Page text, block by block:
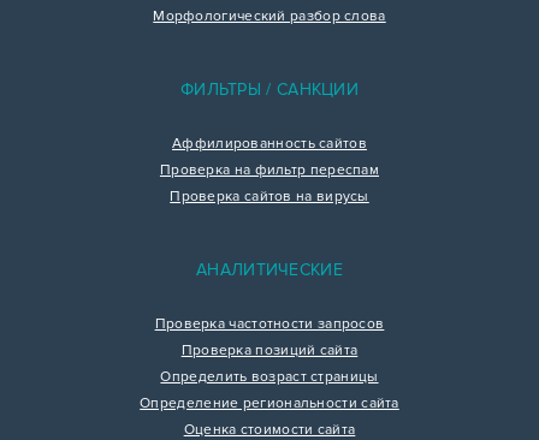
Морфологический разбор слова
ФИЛЬТРЫ / САНКЦИИ
Аффилированность сайтов
Проверка на фильтр переспам
Проверка сайтов на вирусы
АНАЛИТИЧЕСКИЕ
Проверка частотности запросов
Проверка позиций сайта
Определить возраст страницы
Определение региональности сайта
Оценка стоимости сайта